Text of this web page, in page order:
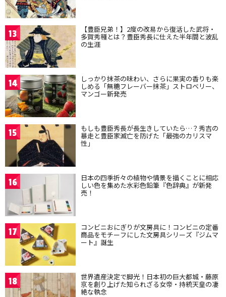
13 【豊臣兄弟！】2度の改易から復活した武将・
多賀秀種とは？豊臣秀長に仕えた半年間と波乱
の生涯
14 しっかり抹茶の味わい、さらに果実の香りも楽
しめる「無糖フレーバー抹茶」ストロベリー、
マンゴー新発売
15 もしも豊臣秀長が長生きしていたら…？秀吉の
暴走と豊臣家滅亡を防げた「最強のカリスマ
性」
16 日本の四季折々の植物や情景を描くことに相応
しい色を集めた水彩色鉛筆『色辞典』が新発
売！
17 コンビニおにぎりが文房具に！コンビニの定番
商品をモチーフにした文房具シリーズ『ジムマ
ート』誕生
18 世界遺産決定で脚光！日本初の巨大都城・藤原
京を創り上げた知られざる女帝・持統天皇の凄
絶な執念